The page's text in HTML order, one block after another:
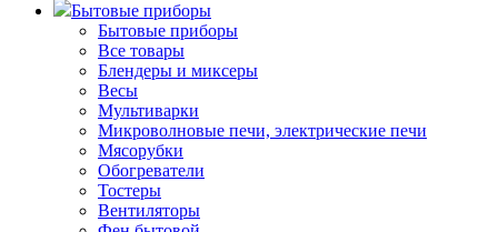
Бытовые приборы
Бытовые приборы
Все товары
Блендеры и миксеры
Весы
Мультиварки
Микроволновые печи, электрические печи
Мясорубки
Обогреватели
Тостеры
Вентиляторы